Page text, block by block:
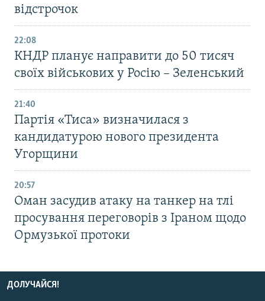
відстрочок
22:08
КНДР планує направити до 50 тисяч
своїх військових у Росію – Зеленський
21:40
Партія «Тиса» визначилася з
кандидатурою нового президента
Угорщини
20:57
Оман засудив атаку на танкер на тлі
просування переговорів з Іраном щодо
Ормузької протоки
ДОЛУЧАЙСЯ!